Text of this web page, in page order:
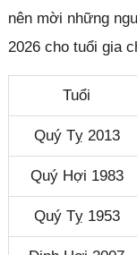
nên mời những
2026 cho tuổi gia
Tuổi
Quý Tỵ 2013
Quý Hợi 1983
Quý Tỵ 1953